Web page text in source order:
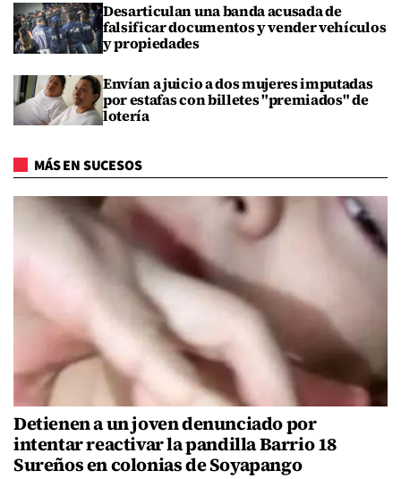
Desarticulan una banda acusada de
falsificar documentos y vender vehículos
y propiedades
Envían a juicio a dos mujeres imputadas
por estafas con billetes "premiados" de
lotería
MÁS EN SUCESOS
Detienen a un joven denunciado por
intentar reactivar la pandilla Barrio 18
Sureños en colonias de Soyapango